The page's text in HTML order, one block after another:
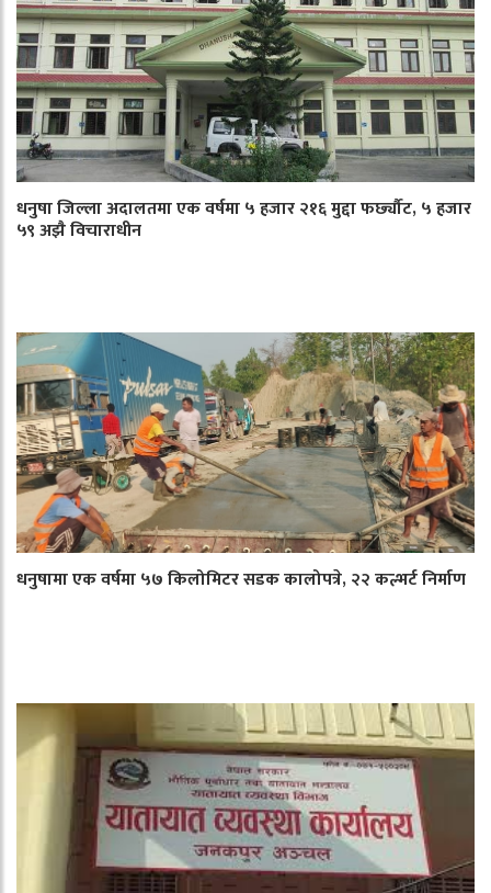
धनुषा जिल्ला अदालतमा एक वर्षमा ५ हजार २१६ मुद्दा फर्छ्यौट, ५ हजार
५९ अझै विचाराधीन
धनुषामा एक वर्षमा ५७ किलोमिटर सडक कालोपत्रे, २२ कल्भर्ट निर्माण